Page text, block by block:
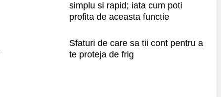
simplu si rapid; iata cum poti
profita de aceasta functie
Sfaturi de care sa tii cont pentru a
te proteja de frig